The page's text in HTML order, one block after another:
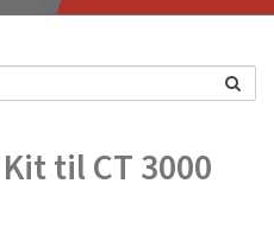
til CT 3000